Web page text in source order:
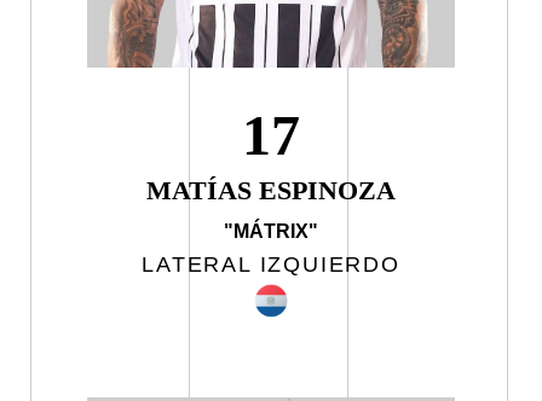
17
MATÍAS ESPINOZA
"MÁTRIX"
LATERAL IZQUIERDO